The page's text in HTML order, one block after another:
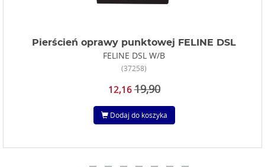
Pierścień oprawy punktowej FELINE DSL
FELINE DSL W/B
(37258)
12,16 19,90
Dodaj do koszyka